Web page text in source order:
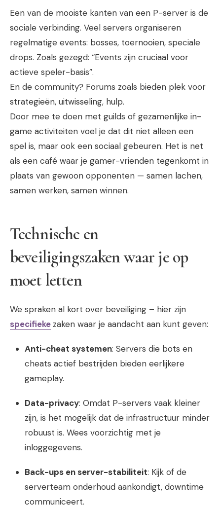
Een van de mooiste kanten van een P-server is de
sociale verbinding. Veel servers organiseren
regelmatige events: bosses, toernooien, speciale
drops. Zoals gezegd: “Events zijn cruciaal voor
actieve speler-basis”.
En de community? Forums zoals bieden plek voor
strategieën, uitwisseling, hulp.
Door mee te doen met guilds of gezamenlijke in-
game activiteiten voel je dat dit niet alleen een
spel is, maar ook een sociaal gebeuren. Het is net
als een café waar je gamer-vrienden tegenkomt in
plaats van gewoon opponenten — samen lachen,
samen werken, samen winnen.
Technische en
beveiligingszaken waar je op
moet letten
We spraken al kort over beveiliging – hier zijn
specifieke zaken waar je aandacht aan kunt geven:
Anti-cheat systemen: Servers die bots en
cheats actief bestrijden bieden eerlijkere
gameplay.
Data-privacy: Omdat P-servers vaak kleiner
zijn, is het mogelijk dat de infrastructuur minder
robuust is. Wees voorzichtig met je
inloggegevens.
Back-ups en server-stabiliteit: Kijk of de
serverteam onderhoud aankondigt, downtime
communiceert.